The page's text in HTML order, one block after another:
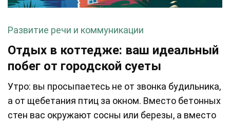
Развитие речи и коммуникации
Отдых в коттедже: ваш идеальный
побег от городской суеты
Утро: вы просыпаетесь не от звонка будильника,
а от щебетания птиц за окном. Вместо бетонных
стен вас окружают сосны или березы, а вместо